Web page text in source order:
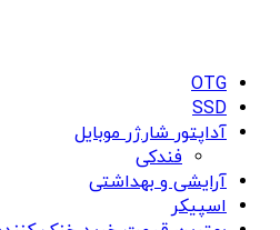
OTG
SSD
آداپتور شارژر موبایل
فندکی
آرایشی و بهداشتی
اسپیکر